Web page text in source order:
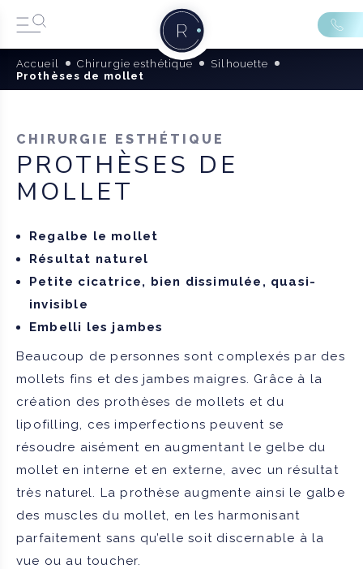
Accueil Chirurgie esthétique
Silhouette
Prothèses de mollet
CHIRURGIE ESTHÉTIQUE
PROTHÈSES DE
MOLLET
Regalbe le mollet
Résultat naturel
Petite cicatrice, bien dissimulée, quasi-
invisible
Embelli les jambes
Beaucoup de personnes sont complexés par des
mollets fins et des jambes maigres. Grâce à la
création des prothèses de mollets et du
lipofilling, ces imperfections peuvent se
résoudre aisément en augmentant le gelbe du
mollet en interne et en externe, avec un résultat
très naturel. La prothèse augmente ainsi le galbe
des muscles du mollet, en les harmonisant
parfaitement sans qu’elle soit discernable à la
vue ou au toucher.